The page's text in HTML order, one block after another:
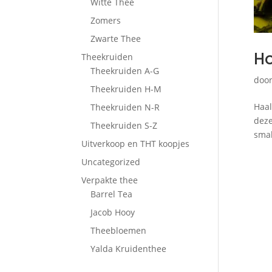
Zomers
Zwarte Thee
Theekruiden
Theekruiden A-G
Theekruiden H-M
Theekruiden N-R
Theekruiden S-Z
Uitverkoop en THT koopjes
Uncategorized
Verpakte thee
Barrel Tea
Jacob Hooy
Theebloemen
Yalda Kruidenthee